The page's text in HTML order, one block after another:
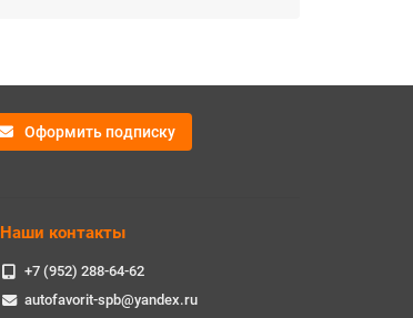
Оформить подписку
Наши контакты
+7 (952) 288-64-62
autofavorit-spb@yandex.ru